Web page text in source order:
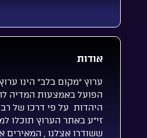
אודות
ערוץ “מקום בלב” הינו
הפועל באמצעות המדיה
היהדות על פי דרכו של
זי”ע באתר הערוץ תוכלו
ששודרו אצלנו , המאירים